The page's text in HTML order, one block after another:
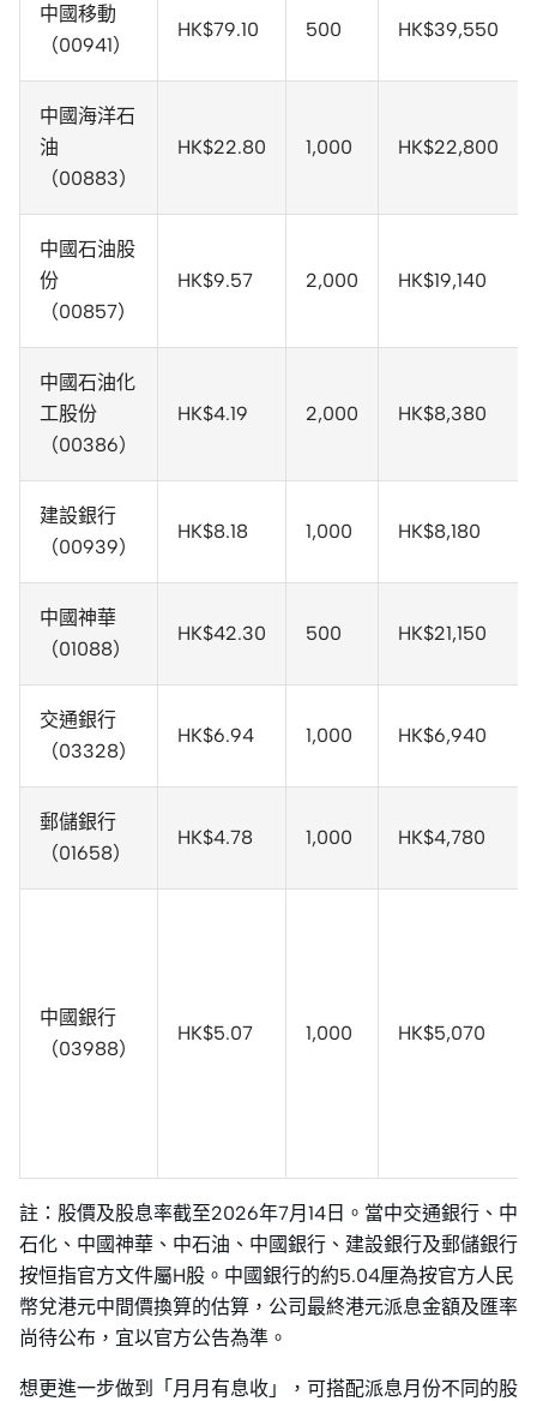
中國移動
（00941）
HK$79.10 500 HK$39,550
中國海洋石
油
（00883）
HK$22.80 1,000 HK$22,800
中國石油股
份
（00857）
HK$9.57 2,000 HK$19,140
中國石油化
工股份
（00386）
HK$4.19 2,000 HK$8,380
建設銀行
（00939）
HK$8.18 1,000 HK$8,180
中國神華
（01088）
HK$42.30 500 HK$21,150
交通銀行
（03328）
HK$6.94 1,000 HK$6,940
郵儲銀行
（01658）
HK$4.78 1,000 HK$4,780
中國銀行
（03988）
HK$5.07 1,000 HK$5,070
註：股價及股息率截至2026年7月14日。當中交通銀行、中
石化、中國神華、中石油、中國銀行、建設銀行及郵儲銀行
按恒指官方文件屬H股。中國銀行的約5.04厘為按官方人民
幣兌港元中間價換算的估算，公司最終港元派息金額及匯率
尚待公布，宜以官方公告為準。
想更進一步做到「月月有息收」，可搭配派息月份不同的股